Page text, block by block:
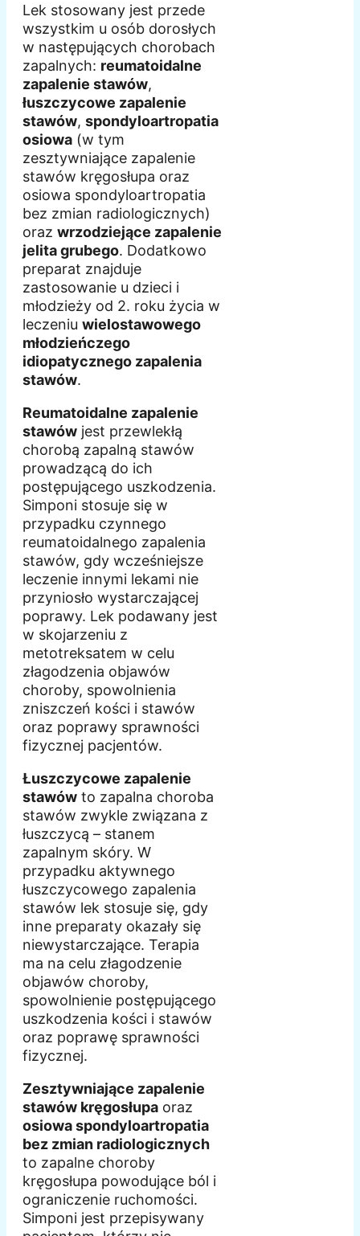
Lek stosowany jest przede
wszystkim u osób dorosłych
w następujących chorobach
zapalnych: reumatoidalne
zapalenie stawów,
łuszczycowe zapalenie
stawów, spondyloartropatia
osiowa (w tym
zesztywniające zapalenie
stawów kręgosłupa oraz
osiowa spondyloartropatia
bez zmian radiologicznych)
oraz wrzodziejące zapalenie
jelita grubego. Dodatkowo
preparat znajduje
zastosowanie u dzieci i
młodzieży od 2. roku życia w
leczeniu wielostawowego
młodzieńczego
idiopatycznego zapalenia
stawów.
Reumatoidalne zapalenie
stawów jest przewlekłą
chorobą zapalną stawów
prowadzącą do ich
postępującego uszkodzenia.
Simponi stosuje się w
przypadku czynnego
reumatoidalnego zapalenia
stawów, gdy wcześniejsze
leczenie innymi lekami nie
przyniosło wystarczającej
poprawy. Lek podawany jest
w skojarzeniu z
metotreksatem w celu
złagodzenia objawów
choroby, spowolnienia
zniszczeń kości i stawów
oraz poprawy sprawności
fizycznej pacjentów.
Łuszczycowe zapalenie
stawów to zapalna choroba
stawów zwykle związana z
łuszczycą – stanem
zapalnym skóry. W
przypadku aktywnego
łuszczycowego zapalenia
stawów lek stosuje się, gdy
inne preparaty okazały się
niewystarczające. Terapia
ma na celu złagodzenie
objawów choroby,
spowolnienie postępującego
uszkodzenia kości i stawów
oraz poprawę sprawności
fizycznej.
Zesztywniające zapalenie
stawów kręgosłupa oraz
osiowa spondyloartropatia
bez zmian radiologicznych
to zapalne choroby
kręgosłupa powodujące ból i
ograniczenie ruchomości.
Simponi jest przepisywany